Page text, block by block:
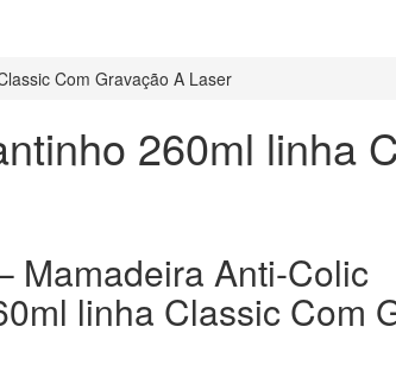
Com Gravação A Laser
260ml linha
Mamadeira Anti-Colic
linha Classic Com